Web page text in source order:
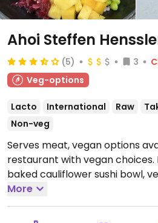
Ahoi Steffen
(5) 3
Veg-options
Lacto International Raw
Non-veg
Serves meat, vegan options
restaurant with vegan choices.
baked cauliflower sushi bowl,
salad, and veggie burger.
More